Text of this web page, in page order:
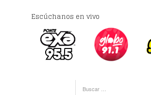
Escúchanos en vivo